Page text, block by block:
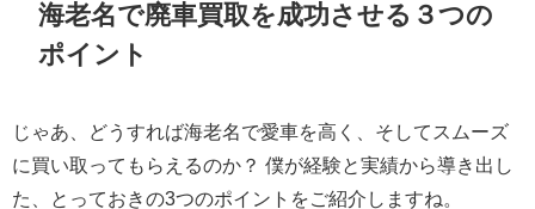
海老名で廃車買取を成功させる３つの
ポイント
じゃあ、どうすれば海老名で愛車を高く、そしてスムーズ
に買い取ってもらえるのか？ 僕が経験と実績から導き出し
た、とっておきの3つのポイントをご紹介しますね。